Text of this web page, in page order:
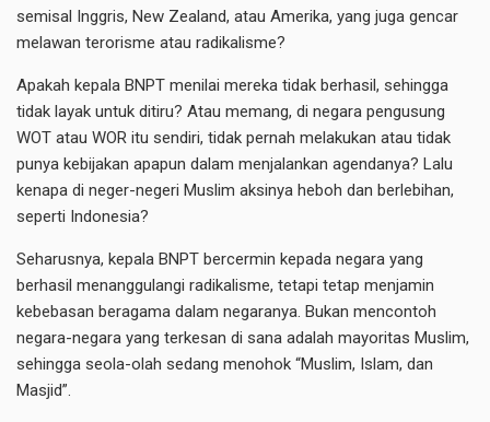
semisal Inggris, New Zealand, atau Amerika, yang juga gencar
melawan terorisme atau radikalisme?
Apakah kepala BNPT menilai mereka tidak berhasil, sehingga
tidak layak untuk ditiru? Atau memang, di negara pengusung
WOT atau WOR itu sendiri, tidak pernah melakukan atau tidak
punya kebijakan apapun dalam menjalankan agendanya? Lalu
kenapa di neger-negeri Muslim aksinya heboh dan berlebihan,
seperti Indonesia?
Seharusnya, kepala BNPT bercermin kepada negara yang
berhasil menanggulangi radikalisme, tetapi tetap menjamin
kebebasan beragama dalam negaranya. Bukan mencontoh
negara-negara yang terkesan di sana adalah mayoritas Muslim,
sehingga seola-olah sedang menohok “Muslim, Islam, dan
Masjid”.